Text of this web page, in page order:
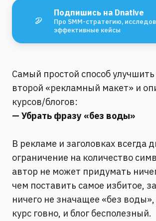
Подпишись на Dnative
Про SMM-стратегию,
эффективные кейсы
Самый простой способ
второй «рекламный макет» и
курсов/блогов:
— Убрать фразу «без воды»
В рекламе и заголовках всегда
ограничение на количество
автор не может придумать
чем поставить самое избитое,
ничего не значащее «без
курс говно, и блог бесполезный.